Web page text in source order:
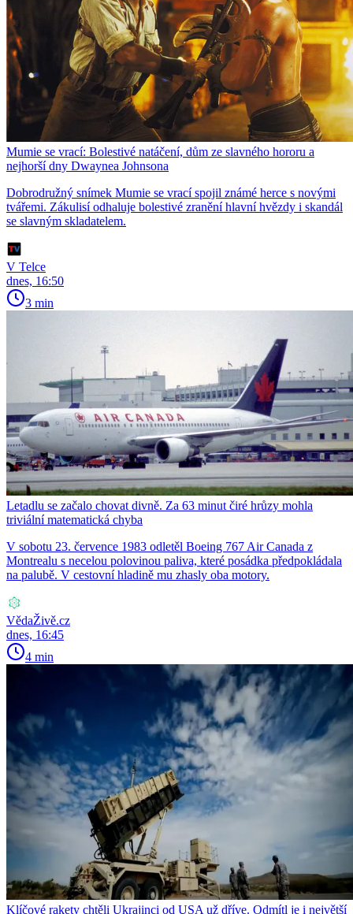
Mumie se vrací: Bolestivé natáčení, dům ze slavného hororu a
nejhorší dny Dwaynea Johnsona
Dobrodružný snímek Mumie se vrací spojil známé herce s novými
tvářemi. Zákulisí odhaluje bolestivé zranění hlavní hvězdy i skandál
se slavným skladatelem.
V Telce
dnes, 16:50
3 min
Letadlu se začalo chovat divně. Za 63 minut čiré hrůzy mohla
triviální matematická chyba
V sobotu 23. července 1983 odletěl Boeing 767 Air Canada z
Montrealu s necelou polovinou paliva, které posádka předpokládala
na palubě. V cestovní hladině mu zhasly oba motory.
VědaŽivě.cz
dnes, 16:45
4 min
Klíčové rakety chtěli Ukrajinci od USA už dříve. Odmítl je i největší